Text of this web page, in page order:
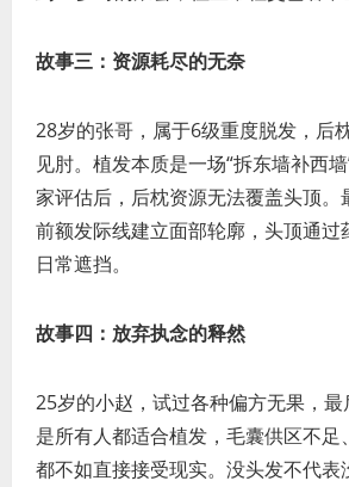
故事三：资源耗尽的无奈
28岁的张哥，属于6级重度脱发，后
见肘。植发本质是一场“拆东墙补西
家评估后，后枕资源无法覆盖头顶。
前额发际线建立面部轮廓，头顶通过
日常遮挡。
故事四：放弃执念的释然
25岁的小赵，试过各种偏方无果，
是所有人都适合植发，毛囊供区不足
都不如直接接受现实。没头发不代表